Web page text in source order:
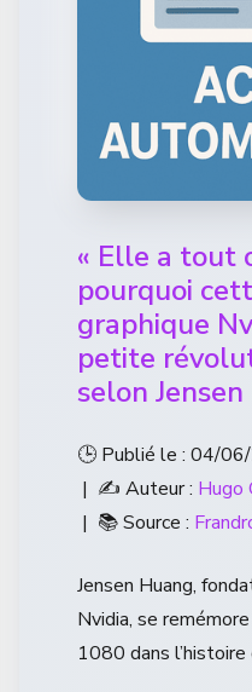
« Elle a tout
pourquoi
graphique
petite
selon
🕒 Publié le : 04/
| ✍️ Auteur : Hugo
| 📚 Source :
Jensen Huang,
Nvidia, se
1080 dans l’histoire